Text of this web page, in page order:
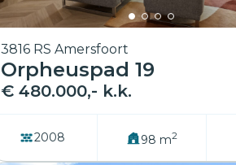
3816 RS Amersfoort
Orpheuspad 19
€ 480.000,- k.k.
2008 98 m2